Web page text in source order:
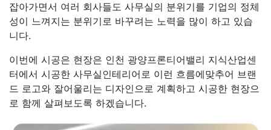
잡아가면서 여러 회사들도 사무실의 분위기를 기업의 정체
성이 느껴지는 분위기로 바꾸려는 노력을 많이 하고 있습
니다.
이번에 시공은 현장은 인천 광양프론티어밸리 지식산업센
터에서 시공한 사무실인테리어로 이런 흐름에맞추어 브랜
드 로고와 잘어울리는 디자인으로 계획하고 시공한 현장으
로 함께 살펴보도록 하겠습니다.